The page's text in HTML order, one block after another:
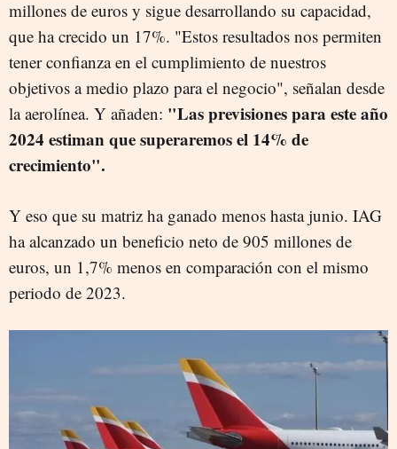
millones de euros y sigue desarrollando su capacidad,
que ha crecido un 17%. "Estos resultados nos permiten
tener confianza en el cumplimiento de nuestros
objetivos a medio plazo para el negocio", señalan desde
la aerolínea. Y añaden: "Las previsiones para este año
2024 estiman que superaremos el 14% de
crecimiento".
Y eso que su matriz ha ganado menos hasta junio. IAG
ha alcanzado un beneficio neto de 905 millones de
euros, un 1,7% menos en comparación con el mismo
periodo de 2023.